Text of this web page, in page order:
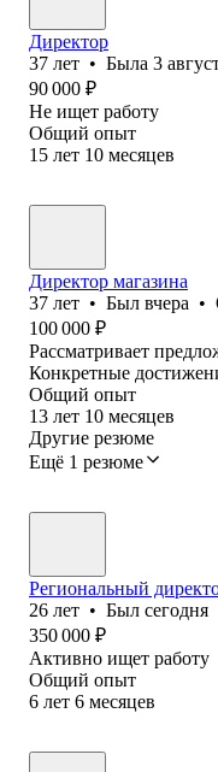
Директор
37 лет • Была 3
90 000 ₽
Не ищет работу
Общий опыт
15 лет 10 месяцев
Директор магазина
37 лет • Был вчера •
100 000 ₽
Рассматривает
Конкретные
Общий опыт
13 лет 10 месяцев
Другие резюме
Ещё 1 резюме
Региональный
26 лет • Был сегодня
350 000 ₽
Активно ищет работу
Общий опыт
6 лет 6 месяцев